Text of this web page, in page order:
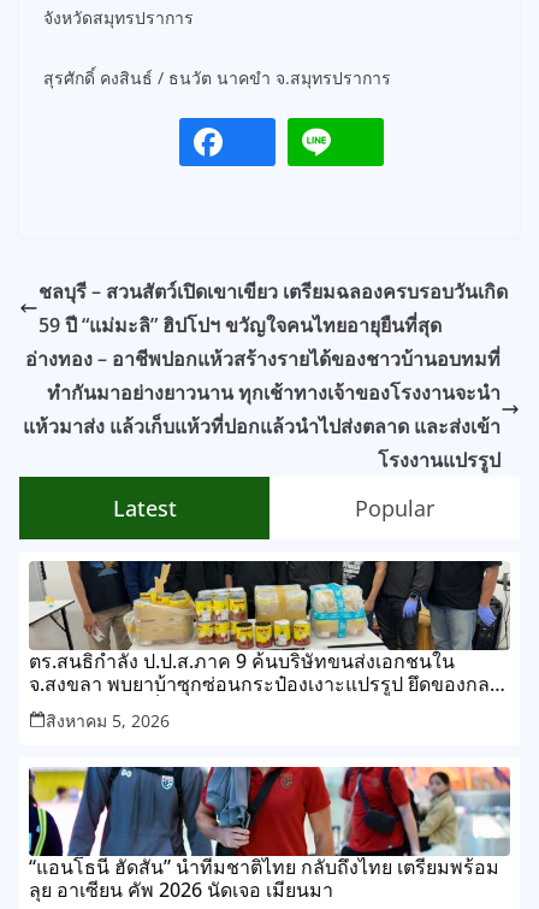
จังหวัดสมุทรปราการ
สุรศักดิ์ คงสินธ์ / ธนวัต นาคขำ จ.สมุทรปราการ
ชลบุรี – สวนสัตว์เปิดเขาเขียว เตรียมฉลองครบรอบวันเกิด
59 ปี “แม่มะลิ” ฮิปโปฯ ขวัญใจคนไทยอายุยืนที่สุด
อ่างทอง – อาชีพปอกแห้วสร้างรายได้ของชาวบ้านอบทมที่
ทำกันมาอย่างยาวนาน ทุกเช้าทางเจ้าของโรงงานจะนำ
แห้วมาส่ง แล้วเก็บแห้วที่ปอกแล้วนำไปส่งตลาด และส่งเข้า
โรงงานแปรรูป
Latest Popular
ตร.สนธิกำลัง ป.ป.ส.ภาค 9 ค้นบริษัทขนส่งเอกชนใน
จ.สงขลา พบยาบ้าซุกซ่อนกระป๋องเงาะแปรรูป ยึดของกลาง
กว่า 268,000 เม็ด
สิงหาคม 5, 2026
“แอนโธนี ฮัดสัน” นำทีมชาติไทย กลับถึงไทย เตรียมพร้อม
ลุย อาเซียน คัพ 2026 นัดเจอ เมียนมา